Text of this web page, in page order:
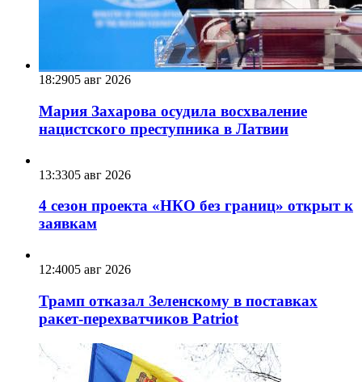
18:2905 авг 2026
Мария Захарова осудила восхваление
нацистского преступника в Латвии
13:3305 авг 2026
4 сезон проекта «НКО без границ» открыт к
заявкам
12:4005 авг 2026
Трамп отказал Зеленскому в поставках
ракет-перехватчиков Patriot